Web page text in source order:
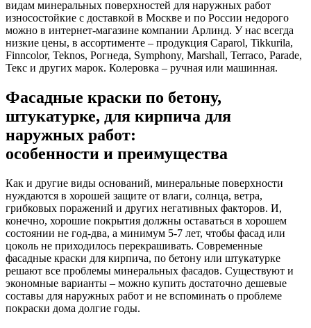
видам минеральных поверхностей для наружных работ
износостойкие с доставкой в Москве и по России недорого
можно в интернет-магазине компании Арлинд. У нас всегда
низкие цены, в ассортименте – продукция Caparol, Tikkurila,
Finncolor, Teknos, Рогнеда, Symphony, Marshall, Terraco, Parade,
Текс и других марок. Колеровка – ручная или машинная.
Фасадные краски по бетону,
штукатурке, для кирпича для
наружных работ:
особенности и преимущества
Как и другие виды оснований, минеральные поверхности
нуждаются в хорошей защите от влаги, солнца, ветра,
грибковых поражений и других негативных факторов. И,
конечно, хорошие покрытия должны оставаться в хорошем
состоянии не год-два, а минимум 5-7 лет, чтобы фасад или
цоколь не приходилось перекрашивать. Современные
фасадные краски для кирпича, по бетону или штукатурке
решают все проблемы минеральных фасадов. Существуют и
экономные варианты – можно купить достаточно дешевые
составы для наружных работ и не вспоминать о проблеме
покраски дома долгие годы.